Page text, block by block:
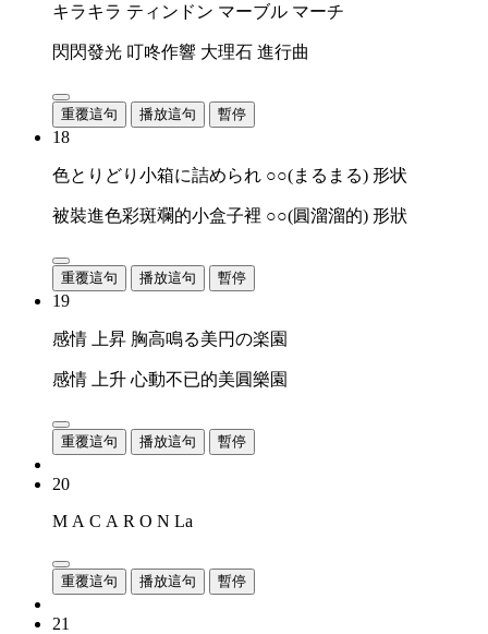
キラキラ ティンドン マーブル マーチ
閃閃發光 叮咚作響 大理石 進行曲
重覆這句 播放這句 暫停
18
色とりどり小箱に詰められ ○○(まるまる) 形状
被裝進色彩斑斕的小盒子裡 ○○(圓溜溜的) 形狀
重覆這句 播放這句 暫停
19
感情 上昇 胸高鳴る美円の楽園
感情 上升 心動不已的美圓樂園
重覆這句 播放這句 暫停
20
M A C A R O N La
重覆這句 播放這句 暫停
21